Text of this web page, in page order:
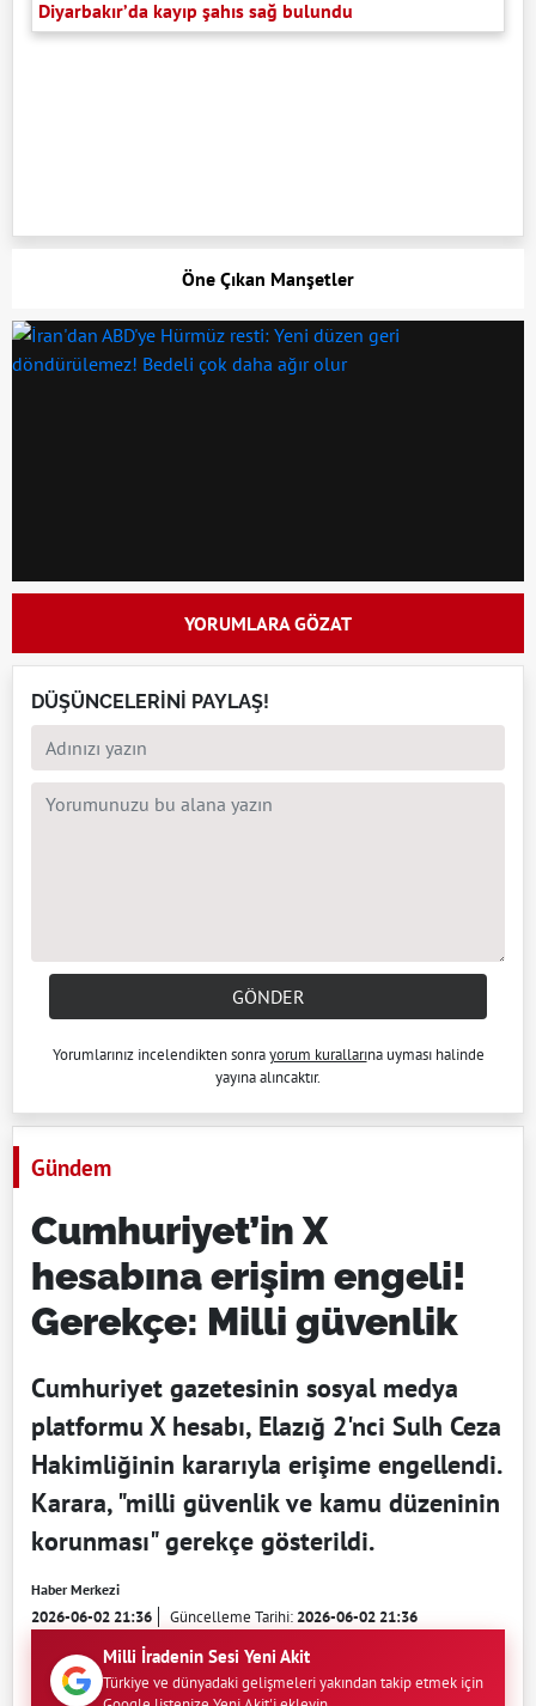
Diyarbakır’da kayıp şahıs sağ bulundu
Öne Çıkan Manşetler
YORUMLARA GÖZAT
DÜŞÜNCELERİNİ PAYLAŞ!
GÖNDER
Yorumlarınız incelendikten sonrayorum kurallarına uyması halinde
yayına alıncaktır.
Gündem
Cumhuriyet’in X
hesabına erişim engeli!
Gerekçe: Milli güvenlik
Cumhuriyet gazetesinin sosyal medya
platformu X hesabı, Elazığ 2'nci Sulh Ceza
Hakimliğinin kararıyla erişime engellendi.
Karara, "milli güvenlik ve kamu düzeninin
korunması" gerekçe gösterildi.
Haber Merkezi
2026-06-02 21:36 Güncelleme Tarihi:2026-06-02 21:36
Milli İradenin Sesi Yeni Akit
Türkiye ve dünyadaki gelişmeleri yakından takip etmek için